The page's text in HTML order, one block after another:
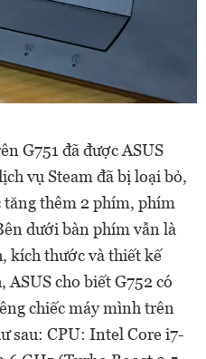
G751 đã được ASUS
vụ Steam đã bị loại bỏ,
thêm 2 phím, phím
dưới bàn phím vẫn là
kích thước và thiết kế
ASUS cho biết G752 có
chiếc máy mình trên
sau: CPU: Intel Core i7-